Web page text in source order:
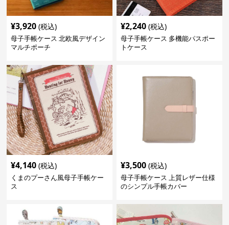
¥3,920 (税込)
母子手帳ケース 北欧風デザイン
マルチポーチ
¥2,240 (税込)
母子手帳ケース 多機能パスポー
トケース
¥4,140 (税込)
くまのプーさん風母子手帳ケー
ス
¥3,500 (税込)
母子手帳ケース 上質レザー仕様
のシンプル手帳カバー